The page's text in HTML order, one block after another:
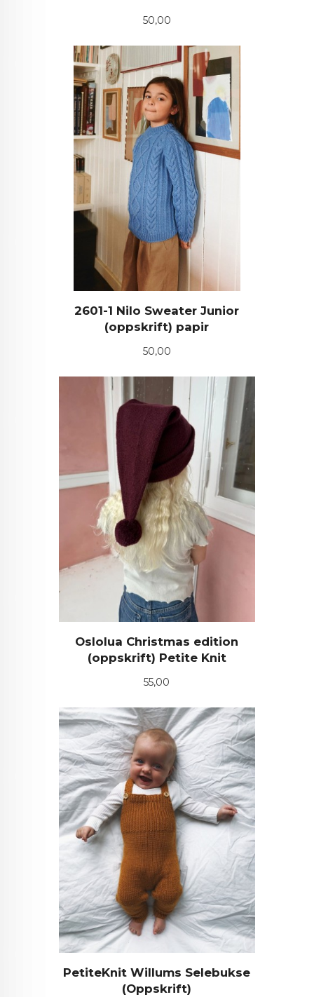
Pris
50,00
2601-1 Nilo Sweater Junior
(oppskrift) papir
Pris
50,00
Oslolua Christmas edition
(oppskrift) Petite Knit
Pris
55,00
PetiteKnit Willums Selebukse
(Oppskrift)